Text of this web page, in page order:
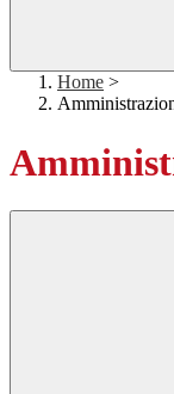
Home >